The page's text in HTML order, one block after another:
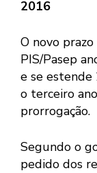
2016
O novo
PIS/Pasep
e se
o terceiro
prorrogação.
Segundo o
pedido dos